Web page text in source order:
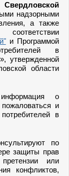
надзорными
а также
и Программой
в
утвержденной
области
о
и
в
по
защиты прав
или
конфликтов,